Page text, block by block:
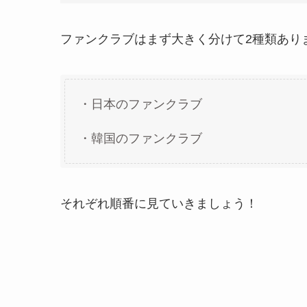
ファンクラブはまず大きく分けて2種類あり
・日本のファンクラブ
・韓国のファンクラブ
それぞれ順番に見ていきましょう！